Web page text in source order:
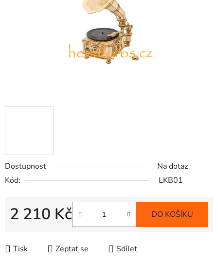
Dostupnost
Na dotaz
Kód:
LKB01
2 210 Kč DO KOŠÍKU
Tisk Zeptat se Sdílet